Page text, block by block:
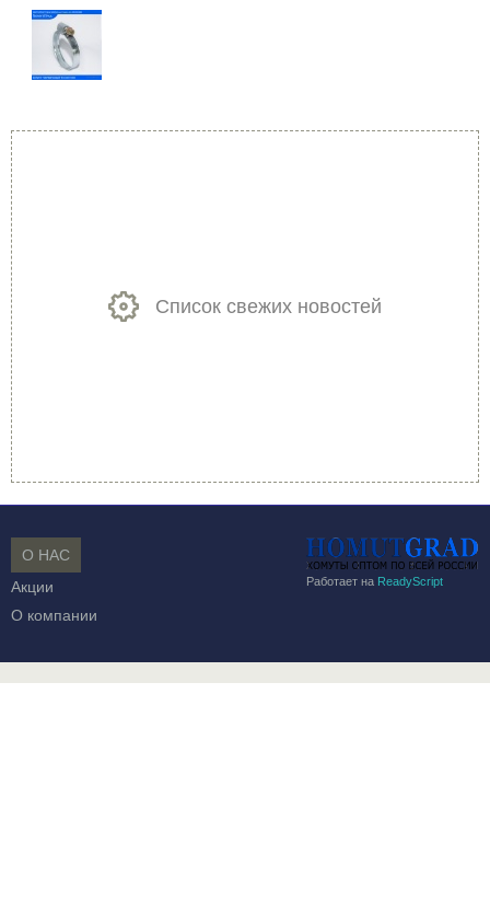
Список свежих новостей
Работает на ReadyScript
О НАС
Акции
О компании